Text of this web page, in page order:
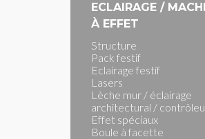
ECLAIRAGE /
À EFFET
Structure
Pack festif
Eclairage festif
Lasers
Lèche mur / éclairage
architectural /
Effet spéciaux
Boule à facette